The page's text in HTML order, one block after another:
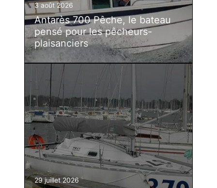
3 août 2026
Antarès 700 Pêche, le bateau
pensé pour les pêcheurs-
plaisanciers
29 juillet 2026